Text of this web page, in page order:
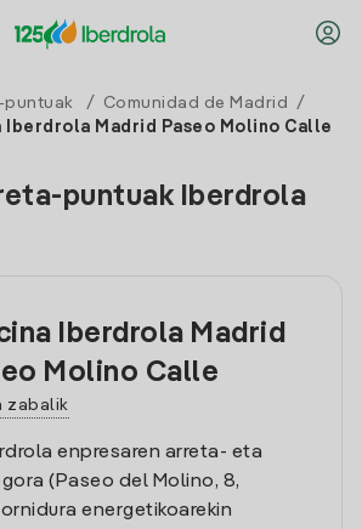
puntuak / Comunidad de Madrid
/
Iberdrola Madrid Paseo Molino Calle
puntuak Iberdrola
Iberdrola Madrid
Molino Calle
zabalik
enpresaren arreta- eta
(Paseo del Molino, 8,
energetikoarekin